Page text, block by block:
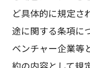
ど具体的に規定さ
途に関する条項に
ベンチャー企業等
約の内容として規